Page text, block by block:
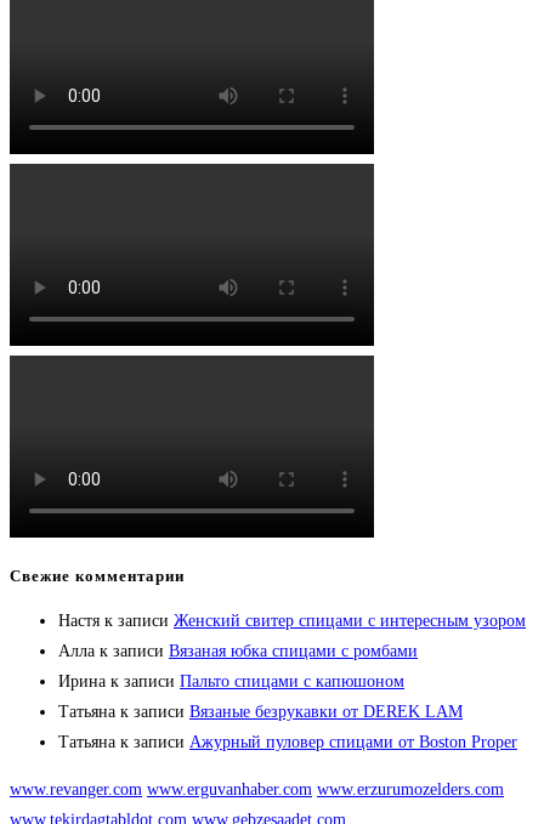
Свежие комментарии
Настя к записи Женский свитер спицами с интересным узором
Алла к записи Вязаная юбка спицами с ромбами
Ирина к записи Пальто спицами с капюшоном
Татьяна к записи Вязаные безрукавки от DEREK LAM
Татьяна к записи Ажурный пуловер спицами от Boston Proper
www.revanger.com www.erguvanhaber.com www.erzurumozelders.com
www.tekirdagtabldot.com www.gebzesaadet.com